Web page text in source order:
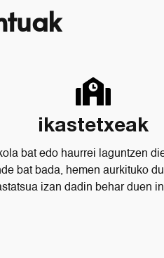
ikastetxeak
bat edo haurrei laguntzen
bat bada, hemen aurkituko
izan dadin behar duen